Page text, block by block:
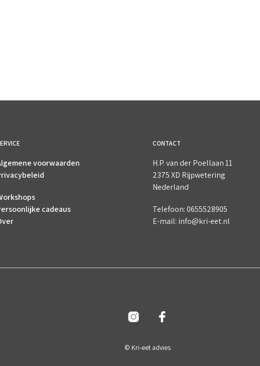
voorwaarden
cadeaus
CONTACT
H.P. van der Poellaan 11
2375 XD Rijpwetering
Nederland
Telefoon: 0655528905
E-mail: info@kri-eet.nl
© Kri-eet advies